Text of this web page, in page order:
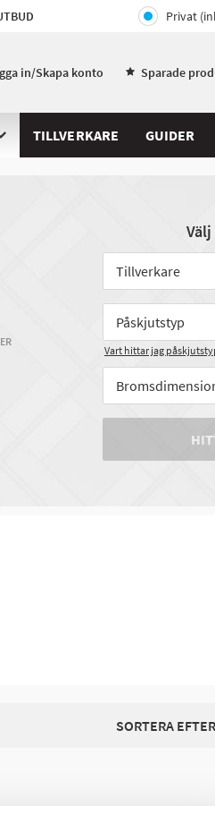
Privat
in/Skapa konto Sparade
TILLVERKARE GUIDER
Vart hittar jag
SORTERA